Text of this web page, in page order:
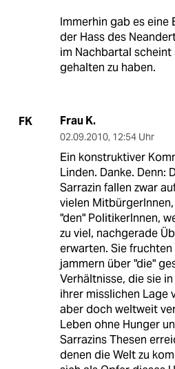
Immerhin gab es eine
der Hass des
im Nachbartal
gehalten zu haben.
FK Frau K.
02.09.2010, 12:54 Uhr
Ein konstruktiver
Linden. Danke. Denn:
Sarrazin fallen zwar
vielen
"den" PolitikerInnen,
zu viel, nachgerade
erwarten. Sie
jammern über "die"
Verhältnisse, die sie
ihrer misslichen Lage
aber doch weltweit
Leben ohne Hunger
Sarrazins Thesen
denen die Welt zu